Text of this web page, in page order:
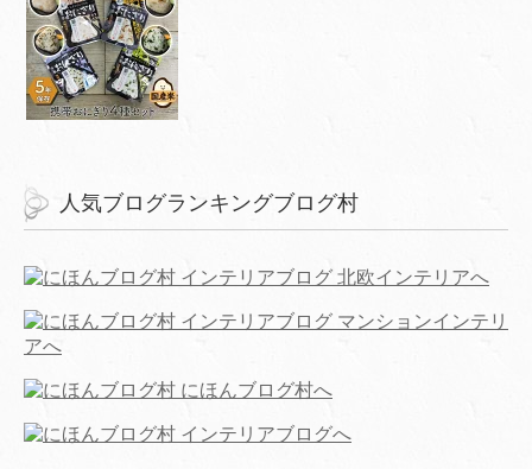
人気ブログランキングブログ村